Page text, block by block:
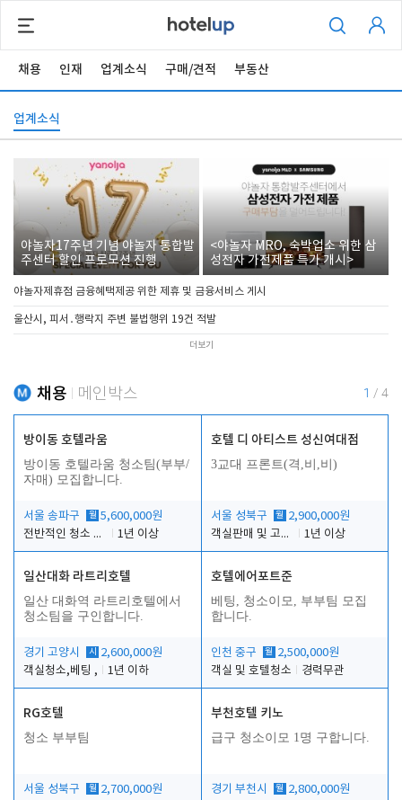
채용 인재 업계소식 구매/견적 부동산
업계소식
야놀자17주년 기념 야놀자 통합발
주센터 할인 프로모션 진행
<야놀자 MRO, 숙박업소 위한 삼
성전자 가전제품 특가 개시>
야놀자제휴점 금융혜택제공 위한 제휴 및 금융서비스 게시
울산시, 피서․행락지 주변 불법행위 19건 적발
더보기
채용 메인박스 1 / 4
방이동 호텔라움
방이동 호텔라움 청소팀(부부/
자매) 모집합니다.
서울 송파구 월 5,600,000원
전반적인 청소 업무(객실청소.객실정리)
1년 이상
호텔 디 아티스트 성신여대점
3교대 프론트(격,비,비)
서울 성북구 월 2,900,000원
객실판매 및 고객응대
1년 이상
일산대화 라트리호텔
일산 대화역 라트리호텔에서
청소팀을 구인합니다.
경기 고양시 시
2,600,000원
객실청소,베팅 ,
1년 이하
호텔에어포트준
베팅, 청소이모, 부부팀 모집
합니다.
인천 중구 월 2,500,000원
객실 및 호텔청소
경력무관
RG호텔
청소 부부팀
서울 성북구 월 2,700,000원
부천호텔 키노
급구 청소이모 1명 구합니다.
경기 부천시 월 2,800,000원